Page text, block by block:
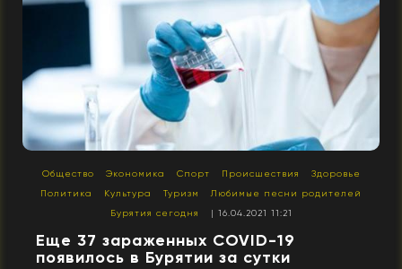
Общество Экономика Спорт Происшествия
Здоровье
Политика
Культура Туризм
Любимые песни родителей
Бурятия сегодня
| 16.04.2021 11:21
Еще 37 зараженных COVID-19
появилось в Бурятии за сутки